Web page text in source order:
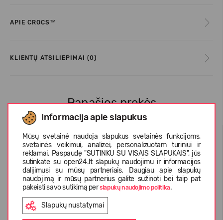
Informacija apie slapukus
Mūsų svetainė naudoja slapukus svetainės funkcijoms,
svetainės veikimui, analizei, personalizuotam turiniui ir
reklamai. Paspaudę "SUTINKU SU VISAIS SLAPUKAIS", jūs
sutinkate su open24.lt slapukų naudojimu ir informacijos
dalijimusi su mūsų partneriais. Daugiau apie slapukų
naudojimą ir mūsų partnerius galite sužinoti bei taip pat
pakeisti savo sutikimą perslapukų naudojimo politika.
Slapukų nustatymai
APIE CROCS™
KLIENTŲ ATSILIEPIMAI (0)
Panašios prekės